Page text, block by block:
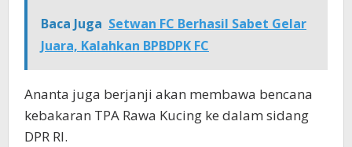
Baca Juga Setwan FC Berhasil Sabet Gelar
Juara, Kalahkan BPBDPK FC
Ananta juga berjanji akan membawa bencana
kebakaran TPA Rawa Kucing ke dalam sidang
DPR RI.